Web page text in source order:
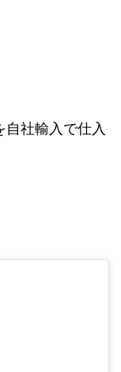
社輸入で仕入